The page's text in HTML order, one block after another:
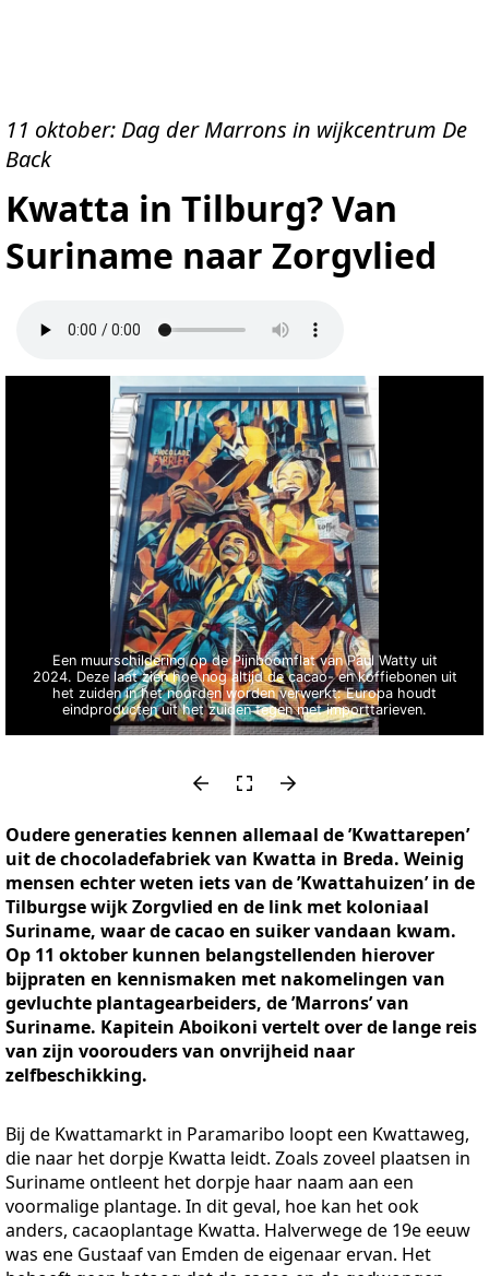
11 oktober: Dag der Marrons in wijkcentrum De
Back
Kwatta in Tilburg? Van
Suriname naar Zorgvlied
Een muurschildering op de Pijnboomflat van Paul Watty uit
2024. Deze laat zien hoe nog altijd de cacao- en koffiebonen uit
het zuiden in het noorden worden verwerkt: Europa houdt
eindproducten uit het zuiden tegen met importtarieven.
Oudere generaties kennen allemaal de ’Kwattarepen’
uit de chocoladefabriek van Kwatta in Breda. Weinig
mensen echter weten iets van de ’Kwattahuizen’ in de
Tilburgse wijk Zorgvlied en de link met koloniaal
Suriname, waar de cacao en suiker vandaan kwam.
Op 11 oktober kunnen belangstellenden hierover
bijpraten en kennismaken met nakomelingen van
gevluchte plantagearbeiders, de ’Marrons’ van
Suriname. Kapitein Aboikoni vertelt over de lange reis
van zijn voorouders van onvrijheid naar
zelfbeschikking.
Bij de Kwattamarkt in Paramaribo loopt een Kwattaweg,
die naar het dorpje Kwatta leidt. Zoals zoveel plaatsen in
Suriname ontleent het dorpje haar naam aan een
voormalige plantage. In dit geval, hoe kan het ook
anders, cacaoplantage Kwatta. Halverwege de 19e eeuw
was ene Gustaaf van Emden de eigenaar ervan. Het